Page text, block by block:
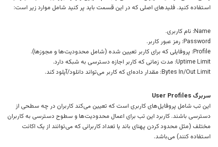
استفاده کنید. فلیدهای اصلی که در این قسمت باید پر کنید شامل موارد زیر است:
Name: نام کاربری.
Password: رمز عبور کاربر.
Profile: پروفایلی که برای کاربر تعیین شده (شامل محدودیت‌ها و مجوزها).
Uptime Limit: مدت زمانی که کاربر اجازه دسترسی به شبکه دارد.
Bytes In/Out Limit: مقدار داده‌ای که کاربر می‌تواند دانلود/آپلود کند.
سربرگ User Profiles
این تب شامل پروفایل‌های کاربری است که تعیین می‌کند کاربران در چه سطحی از
دسترسی باشند. کاربرد این تب برای اعمال محدودیت‌ها و سطوح دسترسی به کاربران
مختلف (مثل محدود کردن پهنای باند یا تعداد کاربرانی که می‌توانند از یک اکانت
استفاده کنند) می‌باشد.